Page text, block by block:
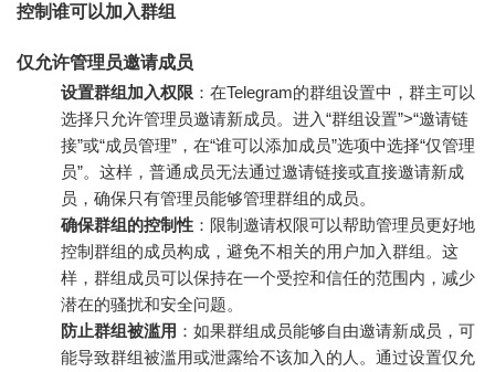
控制谁可以加入群组
仅允许管理员邀请成员
设置群组加入权限 ：在Telegram的群组设置中，群主可以
选择只允许管理员邀请新成员。进入“群组设置”>“邀请链
接”或“成员管理”，在“谁可以添加成员”选项中选择“仅管理
员”。这样，普通成员无法通过邀请链接或直接邀请新成
员，确保只有管理员能够管理群组的成员。
确保群组的控制性 ：限制邀请权限可以帮助管理员更好地
控制群组的成员构成，避免不相关的用户加入群组。这
样，群组成员可以保持在一个受控和信任的范围内，减少
潜在的骚扰和安全问题。
防止群组被滥用 ：如果群组成员能够自由邀请新成员，可
能导致群组被滥用或泄露给不该加入的人。通过设置仅允